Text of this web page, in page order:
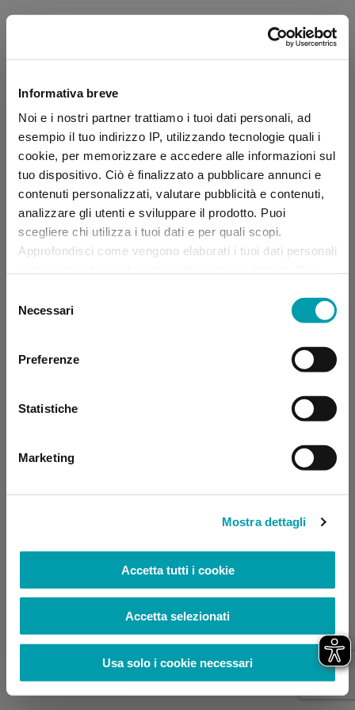
Informativa breve
Noi e i nostri partner trattiamo i tuoi dati personali, ad
esempio il tuo indirizzo IP, utilizzando tecnologie quali i
cookie, per memorizzare e accedere alle informazioni sul
tuo dispositivo. Ciò è finalizzato a pubblicare annunci e
contenuti personalizzati, valutare pubblicità e contenuti,
analizzare gli utenti e sviluppare il prodotto. Puoi
scegliere chi utilizza i tuoi dati e per quali scopi.
Approfondisci come vengono elaborati i tuoi dati personali
momento dalla Dichiarazione sui “
delNecessari
Preferenze
Statistiche
Marketing
Mostra dettagli
Accetta tutti i cookie
Accetta selezionati
Usa solo i cookie necessari
Application error: a client-side exception has occurred (see the
browser console for more information)